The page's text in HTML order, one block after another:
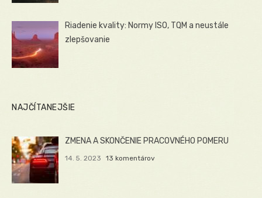
Riadenie kvality: Normy ISO, TQM a neustále
zlepšovanie
NAJČÍTANEJŠIE
ZMENA A SKONČENIE PRACOVNÉHO POMERU
14. 5. 2023 13 komentárov